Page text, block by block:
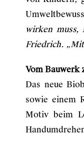
wirken muss,
Friedrich.
Vom Bauwerk
Das neue
sowie einem
Motiv beim